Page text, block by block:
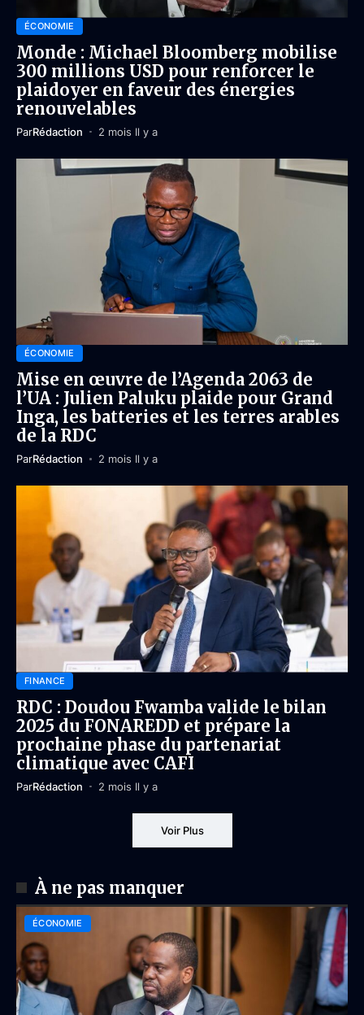
ÉCONOMIE
Monde : Michael Bloomberg mobilise
300 millions USD pour renforcer le
plaidoyer en faveur des énergies
renouvelables
ParRédaction 2 mois Il y a
ÉCONOMIE
Mise en œuvre de l’Agenda 2063 de
l’UA : Julien Paluku plaide pour Grand
Inga, les batteries et les terres arables
de la RDC
ParRédaction 2 mois Il y a
FINANCE
RDC : Doudou Fwamba valide le bilan
2025 du FONAREDD et prépare la
prochaine phase du partenariat
climatique avec CAFI
ParRédaction 2 mois Il y a
Voir Plus
À ne pas manquer
ÉCONOMIE